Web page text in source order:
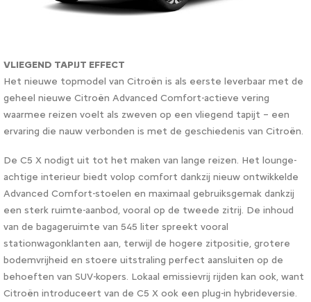
VLIEGEND TAPIJT EFFECT
Het nieuwe topmodel van Citroën is als eerste leverbaar met de
geheel nieuwe Citroën Advanced Comfort-actieve vering
waarmee reizen voelt als zweven op een vliegend tapijt – een
ervaring die nauw verbonden is met de geschiedenis van Citroën.
De C5 X nodigt uit tot het maken van lange reizen. Het lounge-
achtige interieur biedt volop comfort dankzij nieuw ontwikkelde
Advanced Comfort-stoelen en maximaal gebruiksgemak dankzij
een sterk ruimte-aanbod, vooral op de tweede zitrij. De inhoud
van de bagageruimte van 545 liter spreekt vooral
stationwagonklanten aan, terwijl de hogere zitpositie, grotere
bodemvrijheid en stoere uitstraling perfect aansluiten op de
behoeften van SUV-kopers. Lokaal emissievrij rijden kan ook, want
Citroën introduceert van de C5 X ook een plug-in hybrideversie.